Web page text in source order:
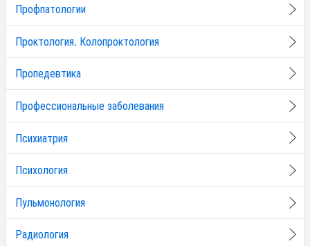
Профпатологии
Проктология. Колопроктология
Пропедевтика
Профессиональные заболевания
Психиатрия
Психология
Пульмонология
Радиология